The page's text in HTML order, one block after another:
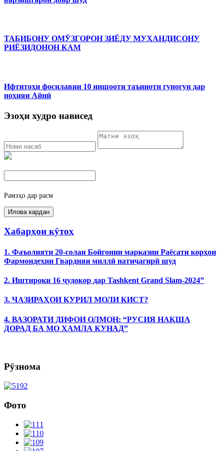
ТАБИБОНУ ОМӮЗГОРОН ЗИЁДУ МУҲАНДИСОНУ
РИЁЗИДОНОН КАМ
Ифтитоҳи фосилавии 10 иншооти таъиноти гуногун дар
ноҳияи Айнӣ
Эзоҳи худро нависед
Рамзҳо дар расм
Хабарҳои кӯтоҳ
1. Фаъолияти 20-солаи Бойгонии марказии Раёсати корҳои
Фармондеҳии Гвардияи миллӣ натиҷагирӣ шуд
2. Иштироки 16 ҷудокор дар Tashkent Grand Slam-2024”
3. ҶАЗИРАҲОИ КУРИЛ МОЛИ КИСТ?
4. ВАЗОРАТИ ДИФОИ ОЛМОН: “РУСИЯ НАҚША
ДОРАД БА МО ҲАМЛА КУНАД”
Рӯзнома
Фото